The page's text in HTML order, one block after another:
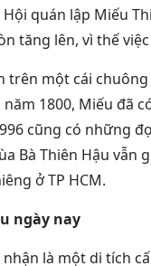
quán lập Miếu
tăng lên, vì thế
trên một cái
1800, Miếu đã
cũng có những
Bà Thiên Hậu vẫn
ở TP HCM.
ngày nay
là một di tích